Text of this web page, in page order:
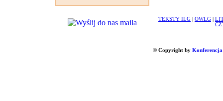
TEKSTY ILG OWLG
© Copyright by Konferencja